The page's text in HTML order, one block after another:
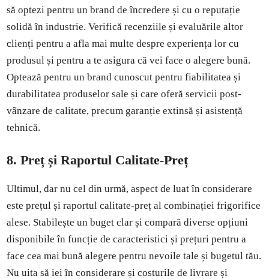
să optezi pentru un brand de încredere și cu o reputație
solidă în industrie. Verifică recenziile și evaluările altor
clienți pentru a afla mai multe despre experiența lor cu
produsul și pentru a te asigura că vei face o alegere bună.
Optează pentru un brand cunoscut pentru fiabilitatea și
durabilitatea produselor sale și care oferă servicii post-
vânzare de calitate, precum garanție extinsă și asistență
tehnică.
8. Preț și Raportul Calitate-Preț
Ultimul, dar nu cel din urmă, aspect de luat în considerare
este prețul și raportul calitate-preț al combinației frigorifice
alese. Stabilește un buget clar și compară diverse opțiuni
disponibile în funcție de caracteristici și prețuri pentru a
face cea mai bună alegere pentru nevoile tale și bugetul tău.
Nu uita să iei în considerare și costurile de livrare și